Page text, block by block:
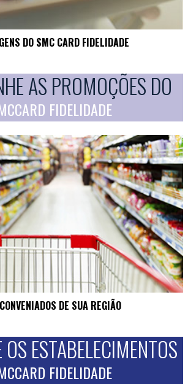
DO SMC CARD FIDELIDADE
AS PROMOÇÕES DO
FIDELIDADE
DE SUA REGIÃO
OS ESTABELECIMENTOS
FIDELIDADE